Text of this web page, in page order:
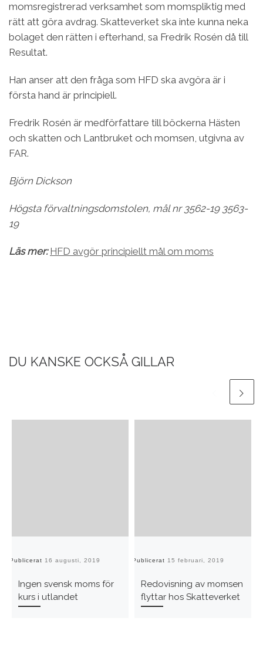
momsregistrerad verksamhet som momspliktig med
rätt att göra avdrag. Skatteverket ska inte kunna neka
bolaget den rätten i efterhand, sa Fredrik Rosén då till
Resultat.
Han anser att den fråga som HFD ska avgöra är i
första hand är principiell.
Fredrik Rosén är medförfattare till böckerna Hästen
och skatten och Lantbruket och momsen, utgivna av
FAR.
Björn Dickson
Högsta förvaltningsdomstolen, mål nr 3562-19 3563-
19
Läs mer: HFD avgör principiellt mål om moms
DU KANSKE OCKSÅ GILLAR
Publicerat 16 augusti, 2019
Ingen svensk moms för
kurs i utlandet
Publicerat 15 februari, 2019
Redovisning av momsen
flyttar hos Skatteverket